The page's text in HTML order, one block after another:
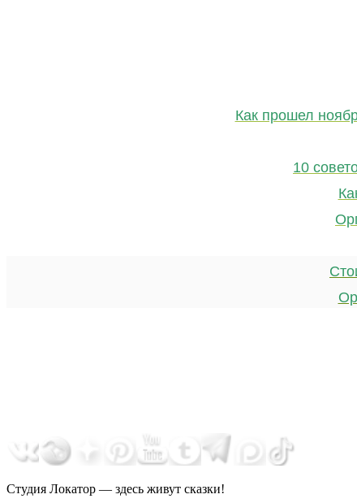
Как прошел
10
Студия Локатор — здесь живут сказки!